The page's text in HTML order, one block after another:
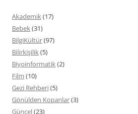
Akademik(17)
Bebek(31)
BilgiKültür(97)
Bilirkişilik(5)
Biyoinformatik(2)
Film (10)
Gezi Rehberi(5)
Gönülden Kopanlar(3)
Güncel(23)